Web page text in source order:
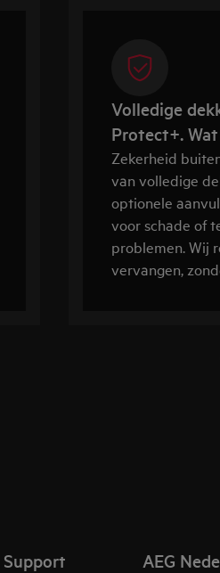
Volledige
Protect+.
Zekerheid
van volledige
optionele
voor schade of
problemen. Wij
vervangen,
Support AEG